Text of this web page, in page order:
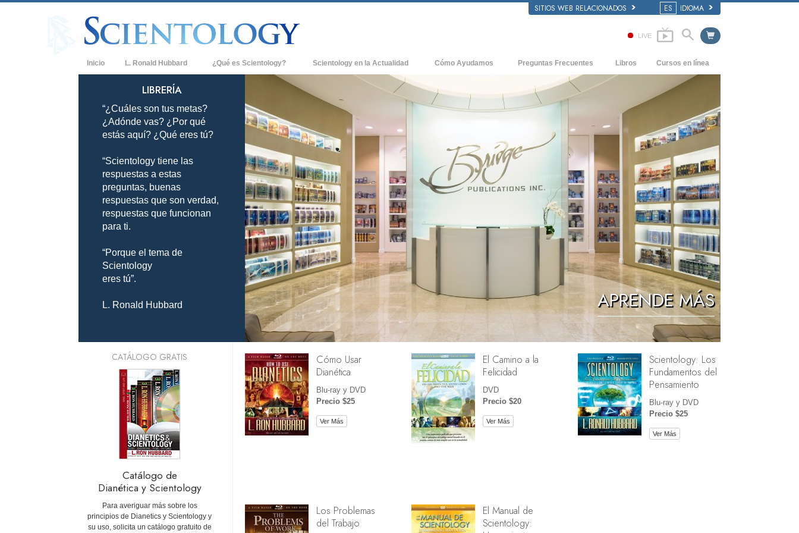
SITIOS WEB RELACIONADOS ES IDIOMA
LIVE
Inicio L. Ronald Hubbard ¿Qué es Scientology?
Credos y Códigos de Scientology
Qué dicen los Scientologists acerca de
Scientology
Conoce a un Scientologist
Dentro de una Iglesia
Los Principios Básicos de Scientology
Una Introducción a Dianética
Amor y Odio: ¿Qué es Grandeza?
Scientology en la Actualidad
Nuevas Iglesias de Scientology
Organizaciones Avanzadas
Base en Tierra de Flag
Freewinds
Llevando Scientology al Mundo
David Miscavige - Líder Eclesiástico de
Scientology
Cómo Ayudamos Preguntas Frecuentes
Antecedentes y principios básicos
Dentro de una Iglesia
La Organización de Scientology
Libros
Audiolibros
Conferencias Introductorias
Películas
Cursos en línea
Cómo Resolver los Conflictos
Las Dinámicas de la Existencia
Los Componentes de la Comprensión
Soluciones para un Entorno Peligroso
Ayudas para Enfermedades y Lesiones
La Integridad y la Honestidad
El Matrimonio
La Escala Tonal Emocional
Respuestas a las Drogas
Herramientas para el Entorno Laboral
La Ética y las Condiciones
La Causa de la Supresión
Investigaciones
Los Fundamentos de la Organización
Los Fundamentos de las Relaciones
Públicas
APRENDE MÁS
LIBRERÍA
“¿Cuáles son tus metas?
¿Adónde vas? ¿Por qué
estás aquí? ¿Qué eres tú?
“Scientology tiene las
respuestas a estas
preguntas, buenas
respuestas que son verdad,
respuestas que funcionan
para ti.
“Porque el tema de
Scientology
eres tú”.
L. Ronald Hubbard
Cómo Usar
Dianética
Blu-ray y DVD
Precio $25
Ver Más
El Camino a la
Felicidad
DVD
Precio $20
Ver Más
Scientology: Los
Fundamentos del
Pensamiento
Blu-ray y DVD
Precio $25
Ver Más
Los Problemas
del Trabajo
El Manual de
Scientology:
CATÁLOGO GRATIS
Catálogo de
Dianética y Scientology
Para averiguar más sobre los
principios de Dianetics y Scientology y
su uso, solicita un catálogo gratuito de